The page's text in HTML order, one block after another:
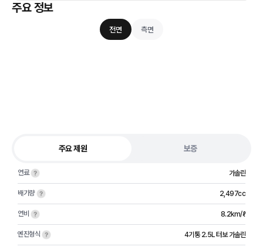
주요 정보
전면 측면
주요 제원 보증
연료 가솔린
배기량 2,497cc
연비 8.2km/ℓ
엔진형식 4기통 2.5L 터보 가솔린